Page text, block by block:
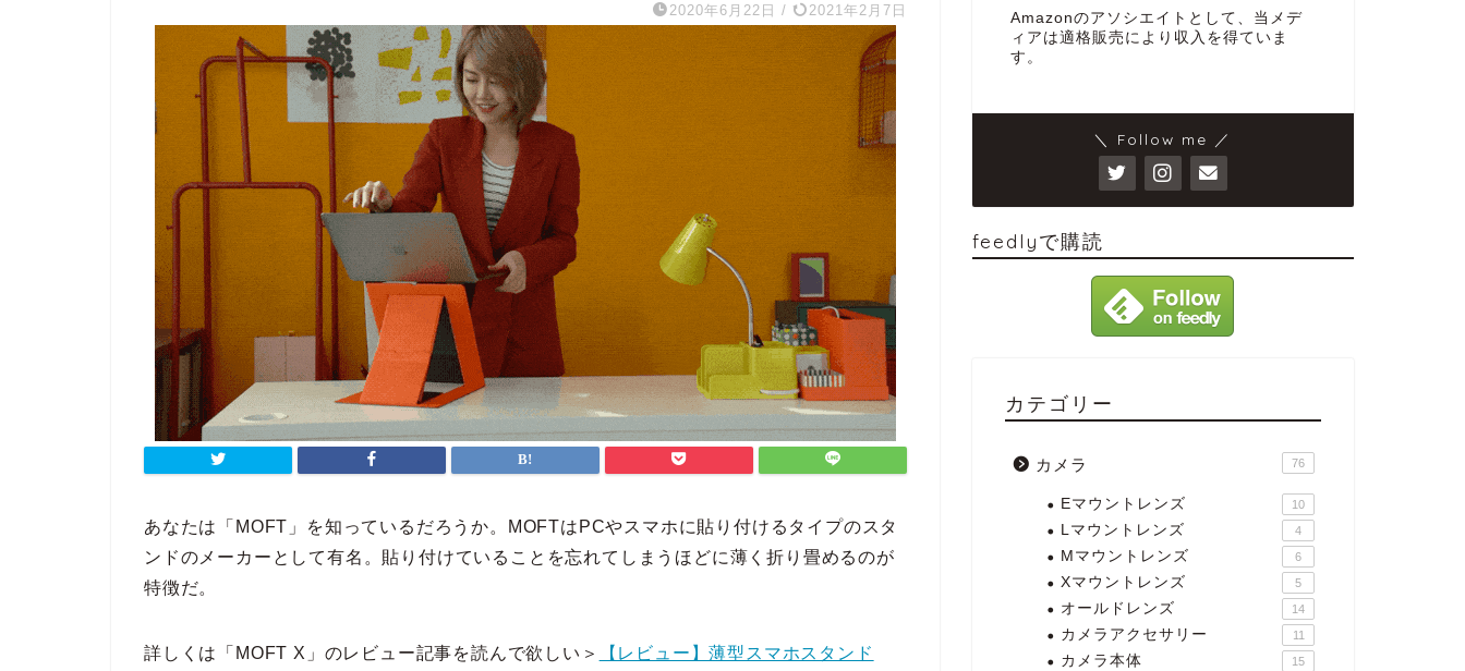
2020年6月22日 / 2021年2月7日
あなたは「MOFT」を知っているだろうか。MOFTはPCやスマホに貼り付けるタイプのスタ
ンドのメーカーとして有名。貼り付けていることを忘れてしまうほどに薄く折り畳めるのが
特徴だ。
詳しくは「MOFT X」のレビュー記事を読んで欲しい＞
【レビュー】薄型スマホスタンド
Amazonのアソシエイトとして、当メデ
ィアは適格販売により収入を得ていま
す。
＼ Follow me ／
feedlyで購読
カテゴリー
カメラ 76
Eマウントレンズ 10
Lマウントレンズ 4
Mマウントレンズ 6
Xマウントレンズ 5
オールドレンズ 14
カメラアクセサリー 11
カメラ本体 15